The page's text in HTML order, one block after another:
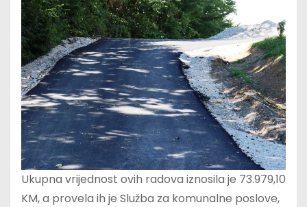
Ukupna vrijednost ovih radova iznosila je 73.979,10
KM, a provela ih je Služba za komunalne poslove,